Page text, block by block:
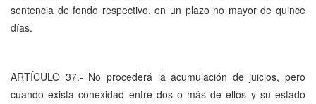
sentencia de fondo respectivo, en un plazo no mayor de quince
días.
ARTÍCULO 37.- No procederá la acumulación de juicios, pero
cuando exista conexidad entre dos o más de ellos y su estado